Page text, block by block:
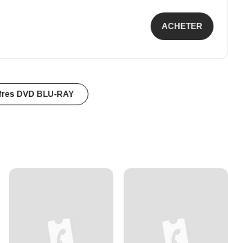
ACHETER
DVD BLU-RAY